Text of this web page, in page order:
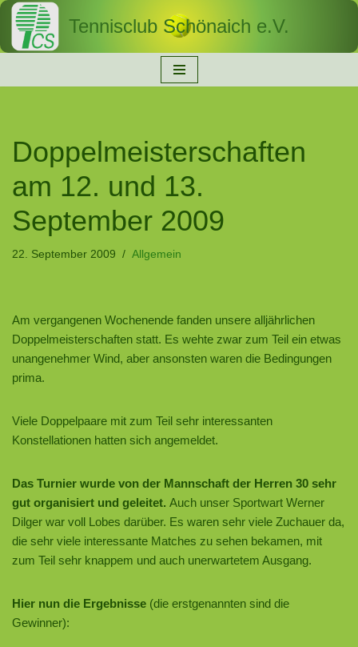
Zum
Tennisclub Schönaich e.V.
Doppelmeisterschaften
am 12. und 13.
September 2009
22. September 2009 Allgemein
Am vergangenen Wochenende fanden unsere alljährlichen
Doppelmeisterschaften statt. Es wehte zwar zum Teil ein etwas
unangenehmer Wind, aber ansonsten waren die Bedingungen
prima.
Viele Doppelpaare mit zum Teil sehr interessanten
Konstellationen hatten sich angemeldet.
Das Turnier wurde von der Mannschaft der Herren 30 sehr
gut organisiert und geleitet. Auch unser Sportwart Werner
Dilger war voll Lobes darüber. Es waren sehr viele Zuchauer da,
die sehr viele interessante Matches zu sehen bekamen, mit
zum Teil sehr knappem und auch unerwartetem Ausgang.
Hier nun die Ergebnisse (die erstgenannten sind die
Gewinner):